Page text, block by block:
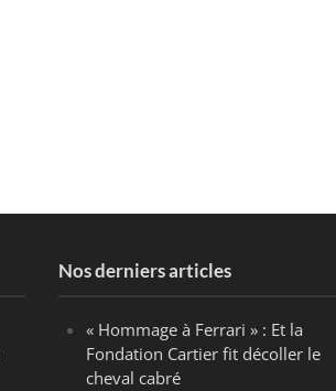
Nos derniers articles
« Hommage à Ferrari » : Et la
Fondation Cartier fit décoller le
cheval cabré